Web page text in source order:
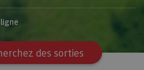
des sorties